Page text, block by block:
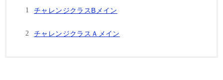
チャレンジクラスBメイン
チャレンジクラスＡメイン